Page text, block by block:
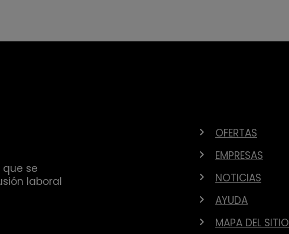
se
laboral
OFERTAS
EMPRESAS
NOTICIAS
AYUDA
MAPA DEL SITIO